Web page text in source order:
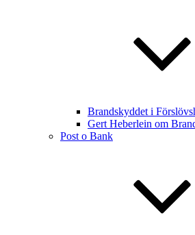
Brandskyddet i
Gert Heberlein om
Post o Bank